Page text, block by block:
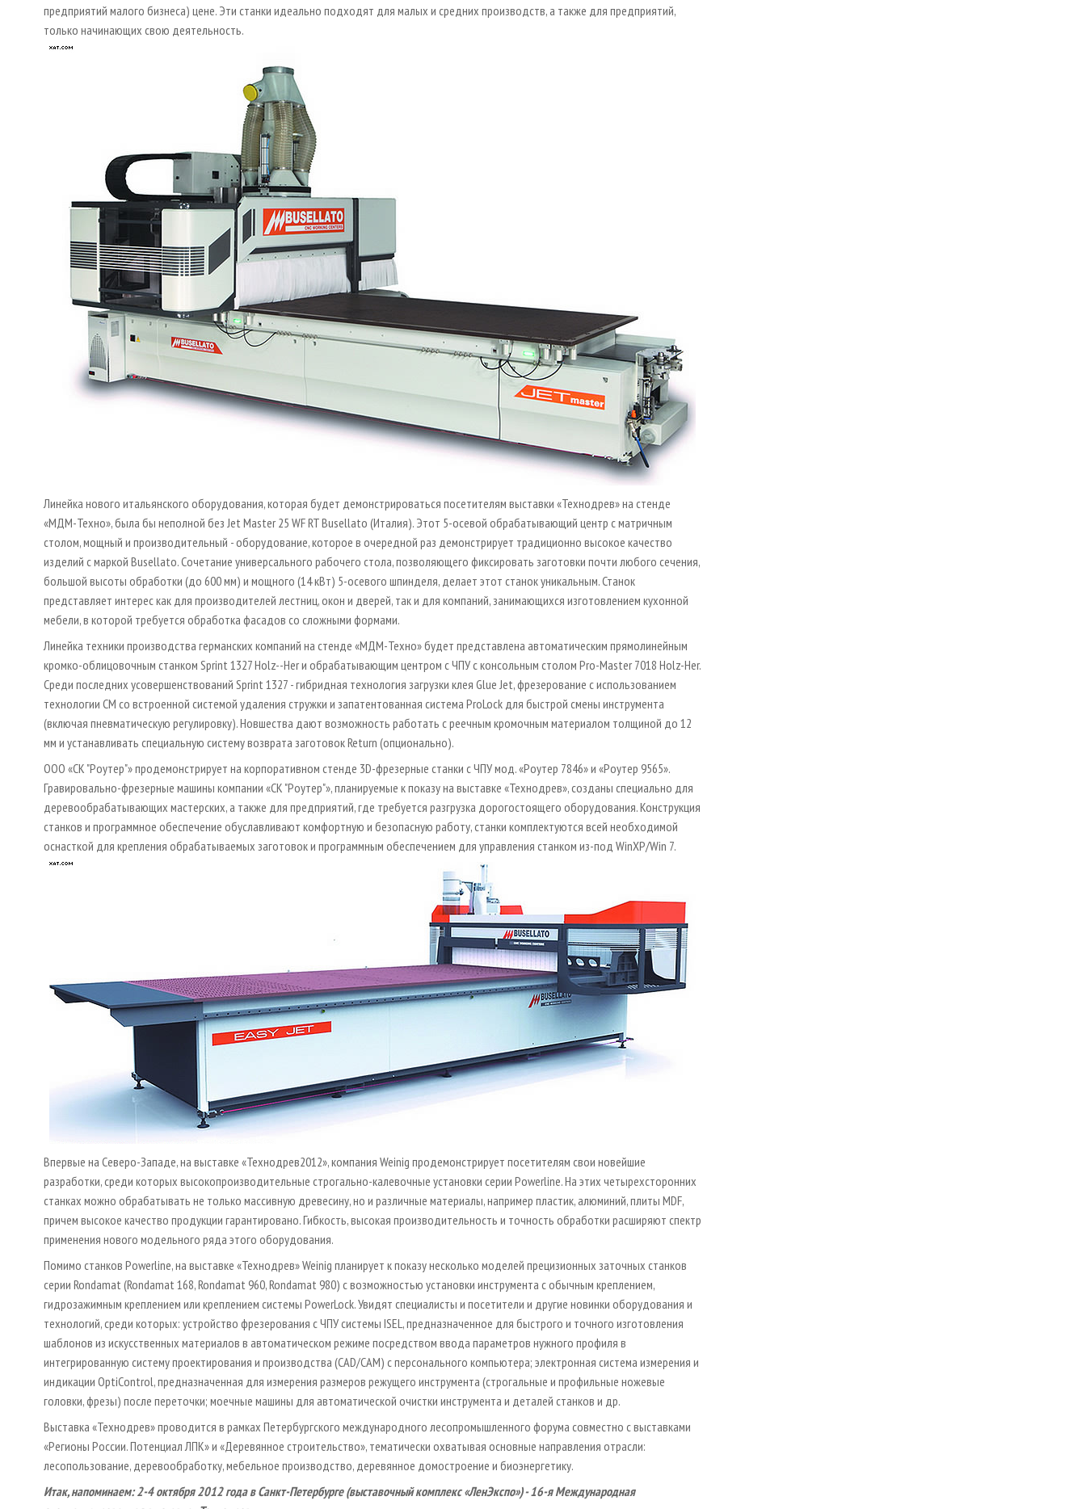
предприятий малого бизнеса) цене. Эти станки идеально подходят для малых и средних производств, а также для предприятий,
только начинающих свою деятельность.
Линейка нового итальянского оборудования, которая будет демонстрироваться посетителям выставки «Технодрев» на стенде
«МДМ-Техно», была бы неполной без Jet Master 25 WF RT Busellato (Италия). Этот 5­-осевой обрабатывающий центр с матричным
столом, мощный и производительный - оборудование, которое в очередной раз демонстрирует традиционно высокое качество
изделий с маркой Busellato. Сочетание универсального рабочего стола, позволяющего фиксировать заготовки почти любого сечения,
большой высоты обработки (до 600 мм) и мощного (14 кВт) 5­-осевого шпинделя, делает этот станок уникальным. Станок
представляет интерес как для производителей лестниц, окон и дверей, так и для компаний, занимающихся изготовлением кухонной
мебели, в которой требуется обработка фасадов со сложными формами.
Линейка техники производства германских компаний на стенде «МДМ­-Техно» будет представлена автоматическим прямолинейным
кромко-облицовочным станком Sprint 1327 Holz--Her и обрабатывающим центром с ЧПУ с консольным столом Pro-Master 7018 Holz­-Her.
Среди последних усовершенствований Sprint 1327 - гибридная технология загрузки клея Glue Jet, фрезерование с использованием
технологии СМ со встроенной системой удаления стружки и запатентованная система ProLock для быстрой смены инструмента
(включая пневматическую регулировку). Новшества дают возможность работать с реечным кромочным материалом толщиной до 12
мм и устанавливать специальную систему возврата заготовок Return (опционально).
ООО «СК "Роутер"» продемонстрирует на корпоративном стенде 3D­-фрезерные станки с ЧПУ мод. «Роутер 7846» и «Роутер 9565».
Гравировально-­фрезерные машины компании «СК "Роутер"», планируемые к показу на выставке «Технодрев», созданы специально для
деревообрабатывающих мастерских, а также для предприятий, где требуется разгрузка дорогостоящего оборудования. Конструкция
станков и программное обеспечение обуславливают комфортную и безопасную работу, станки комплектуются всей необходимой
оснасткой для крепления обрабатываемых заготовок и программным обеспечением для управления станком из­-под WinXP/Win 7.
Впервые на Северо-Западе, на выставке «Технодрев­2012», компания Weinig продемонстрирует посетителям свои новейшие
разработки, среди которых высокопроизводительные строгально-­калевочные установки серии Powerline. На этих четырехсторонних
станках можно обрабатывать не только массивную древесину, но и различные материалы, например пластик, алюминий, плиты MDF,
причем высокое качество продукции гарантировано. Гибкость, высокая производительность и точность обработки расширяют спектр
применения нового модельного ряда этого оборудования.
Помимо станков Powerline, на выставке «Технодрев» Weinig планирует к показу несколько моделей прецизионных заточных станков
серии Rondamat (Rondamat 168, Rondamat 960, Rondamat 980) с возможностью установки инструмента с обычным креплением,
гидрозажимным креплением или креплением системы PowerLock. Увидят специалисты и посетители и другие новинки оборудования и
технологий, среди которых: устройство фрезерования с ЧПУ системы ISEL, предназначенное для быстрого и точного изготовления
шаблонов из искусственных материалов в автоматическом режиме посредством ввода параметров нужного профиля в
интегрированную систему проектирования и производства (CAD/CAM) с персонального компьютера; электронная система измерения и
индикации OptiControl, предназначенная для измерения размеров режущего инструмента (строгальные и профильные ножевые
головки, фрезы) после переточки; моечные машины для автоматической очистки инструмента и деталей станков и др.
Выставка «Технодрев» проводится в рамках Петербургского международного лесопромышленного форума совместно с выставками
«Регионы России. Потенциал ЛПК» и «Деревянное строительство», тематически охватывая основные направления отрасли:
лесопользование, деревообработку, мебельное производство, деревянное домостроение и биоэнергетику.
Итак, напоминаем: 2-4 октября 2012 года в Санкт-­Петербурге (выставочный комплекс «ЛенЭкспо») - 16­-я Международная